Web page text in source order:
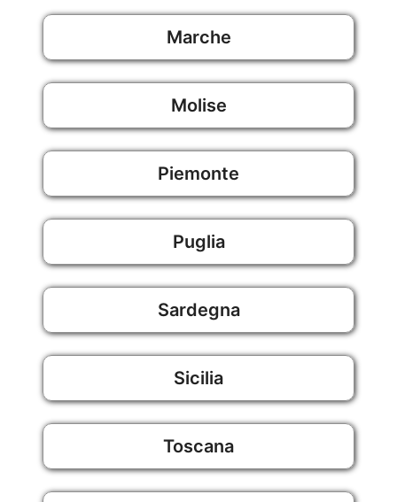
Marche
Molise
Piemonte
Puglia
Sardegna
Sicilia
Toscana